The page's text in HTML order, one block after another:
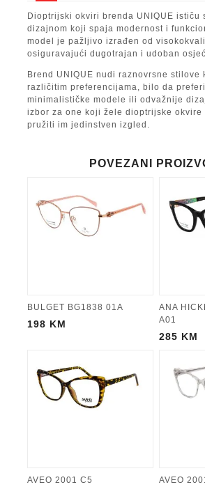
Dioptrijski okviri brenda UNIQUE ističu
dizajnom koji spaja modernost i
model je pažljivo izrađen od
osiguravajući dugotrajan i udoban
Brend UNIQUE nudi raznovrsne stilove
različitim preferencijama, bilo da
minimalističke modele ili odvažnije
izbor za one koji žele dioptrijske
pružiti im jedinstven izgled.
POVEZANI
BULGET BG1838 01A
198 KM
ANA
A01
285 KM
AVEO 2001 C5 AVEO